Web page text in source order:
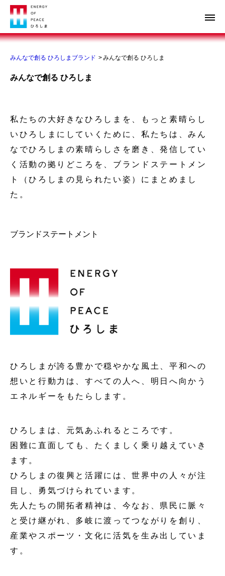
ペー
先
す。
メ
ボ
みんなで創る ひろしまブランド みんなで創る ひろしま
本
みんなで創る ひろしま
私たちの大好きなひろしまを、もっと素晴らし
いひろしまにしていくために、私たちは、みん
なでひろしまの素晴らしさを磨き、発信してい
く活動の拠りどころを、ブランドステートメン
ト（ひろしまの見られたい姿）にまとめまし
た。
ブランドステートメント
ひろしまが誇る豊かで穏やかな風土、平和への
想いと行動力は、すべての人へ、明日へ向かう
エネルギーをもたらします。
ひろしまは、元気あふれるところです。
困難に直面しても、たくましく乗り越えていき
ます。
ひろしまの復興と活躍には、世界中の人々が注
目し、勇気づけられています。
先人たちの開拓者精神は、今なお、県民に脈々
と受け継がれ、多岐に渡ってつながりを創り、
産業やスポーツ・文化に活気を生み出していま
す。